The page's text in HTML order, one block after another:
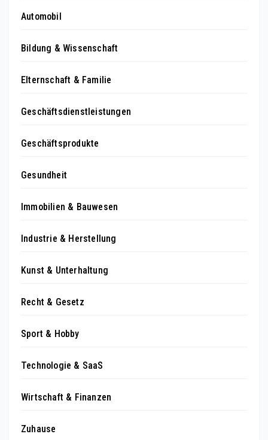
Automobil
Bildung & Wissenschaft
Elternschaft & Familie
Geschäftsdienstleistungen
Geschäftsprodukte
Gesundheit
Immobilien & Bauwesen
Industrie & Herstellung
Kunst & Unterhaltung
Recht & Gesetz
Sport & Hobby
Technologie & SaaS
Wirtschaft & Finanzen
Zuhause